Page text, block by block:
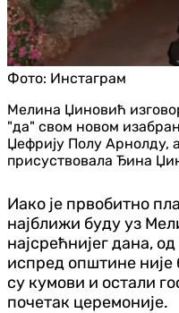
Фото: Инстаграм
Мелина Џиновић
"да" свом новом
Џефрију Полу Арнолду,
присуствовала Ђина
Иако је првобитно
најближи буду уз
најсрећнијег дана,
испред општине није
су кумови и остали
почетак церемоније.